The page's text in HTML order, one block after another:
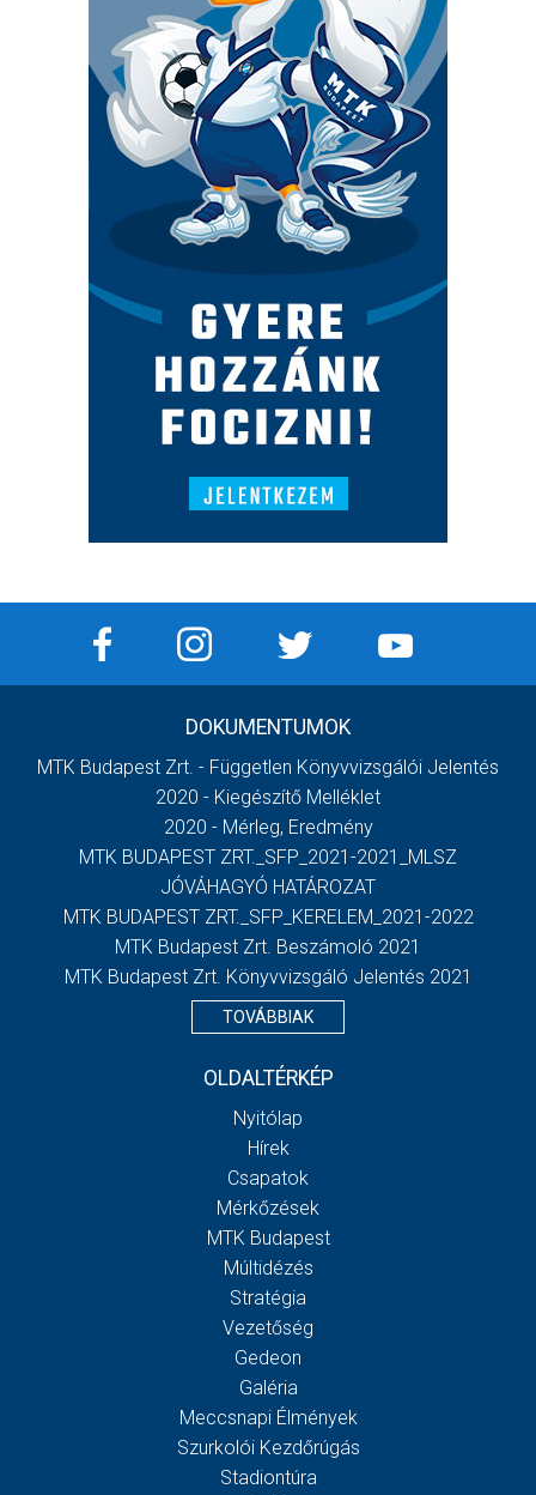
DOKUMENTUMOK
MTK Budapest Zrt. - Független Könyvvizsgálói Jelentés
2020 - Kiegészítő Melléklet
2020 - Mérleg, Eredmény
MTK BUDAPEST ZRT._SFP_2021-2021_MLSZ
JÓVÁHAGYÓ HATÁROZAT
MTK BUDAPEST ZRT._SFP_KERELEM_2021-2022
MTK Budapest Zrt. Beszámoló 2021
MTK Budapest Zrt. Könyvvizsgáló Jelentés 2021
TOVÁBBIAK
OLDALTÉRKÉP
Nyitólap
Hírek
Csapatok
Mérkőzések
MTK Budapest
Múltidézés
Stratégia
Vezetőség
Gedeon
Galéria
Meccsnapi Élmények
Szurkolói Kezdőrúgás
Stadiontúra